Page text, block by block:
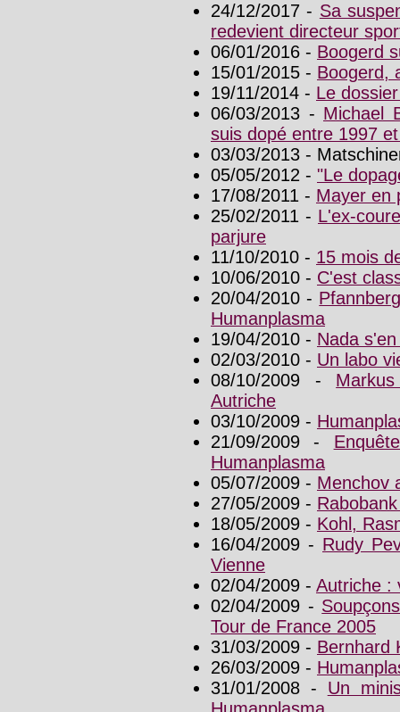
24/12/2017 - Sa
redevient directeur
06/01/2016 - Boogerd
15/01/2015 - Boogerd,
19/11/2014 - Le
06/03/2013 - Michael
suis dopé entre 1997
03/03/2013 -
05/05/2012 - "Le
17/08/2011 - Mayer en
25/02/2011 - L'ex-
parjure
11/10/2010 - 15 mois
10/06/2010 - C'est
20/04/2010 -
Humanplasma
19/04/2010 - Nada
02/03/2010 - Un labo
08/10/2009 -
Autriche
03/10/2009 -
21/09/2009 -
Humanplasma
05/07/2009 - Menchov
27/05/2009 -
18/05/2009 - Kohl,
16/04/2009 - Rudy
Vienne
02/04/2009 - Autriche :
02/04/2009 -
Tour de France 2005
31/03/2009 - Bernhard
26/03/2009 -
31/01/2008 - Un